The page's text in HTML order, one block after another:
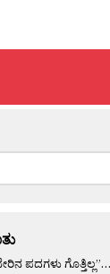
ಪದಗಳು ಗೊತ್ತಿಲ್ಲ”…